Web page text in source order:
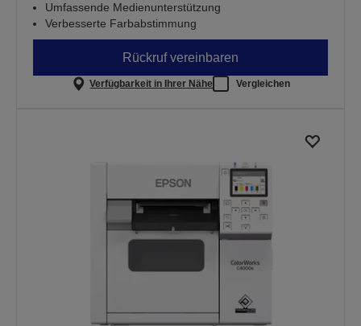
Umfassende Medienunterstützung
Verbesserte Farbabstimmung
Rückruf vereinbaren
Verfügbarkeit in Ihrer Nähe Vergleichen